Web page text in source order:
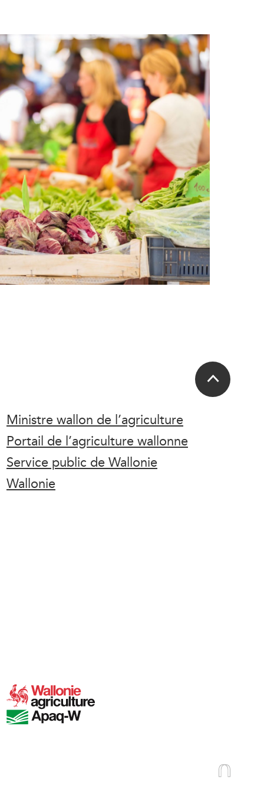
Ministre wallon de l’agriculture
Portail de l’agriculture wallonne
Service public de Wallonie
Wallonie